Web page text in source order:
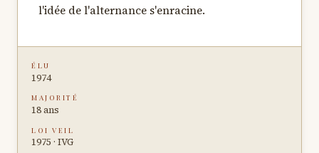
l'idée de l'alternance s'enracine.
ÉLU
1974
MAJORITÉ
18 ans
LOI VEIL
1975 · IVG